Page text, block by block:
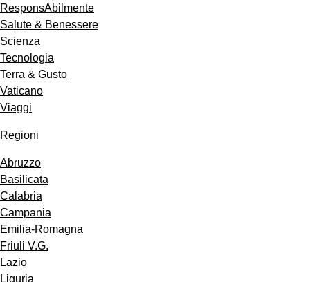
ResponsAbilmente
Salute & Benessere
Scienza
Tecnologia
Terra & Gusto
Vaticano
Viaggi
Regioni
Abruzzo
Basilicata
Calabria
Campania
Emilia-Romagna
Friuli V.G.
Lazio
Liguria